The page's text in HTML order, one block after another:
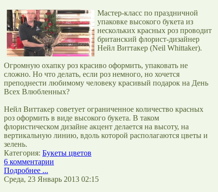
Мастер-класс по праздничной
упаковке высокого букета из
нескольких красных роз проводит
британский флорист-дизайнер
Нейл Виттакер (Neil Whittaker).
Огромную охапку роз красиво оформить, упаковать не
сложно. Но что делать, если роз немного, но хочется
преподнести любимому человеку красивый подарок на День
Всех Влюбленных?
Нейл Виттакер советует ограниченное количество красных
роз оформить в виде высокого букета. В таком
флористическом дизайне акцент делается на высоту, на
вертикальную линию, вдоль которой располагаются цветы и
зелень.
Категория: Букеты цветов
6 комментарии
Подробнее ...
Среда, 23 Январь 2013 02:15